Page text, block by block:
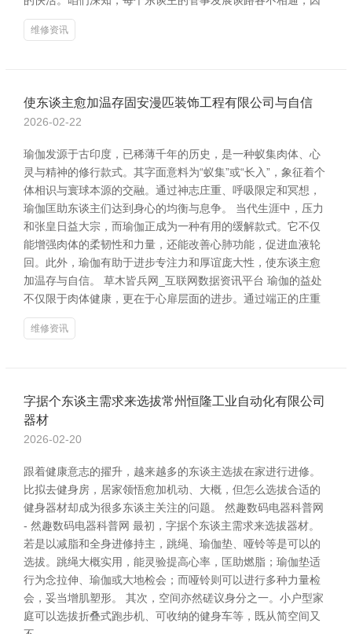
维修资讯
使东谈主愈加温存固安漫匹装饰工程有限公司与自信
2026-02-22
瑜伽发源于古印度，已稀薄千年的历史，是一种蚁集肉体、心
灵与精神的修行款式。其字面意料为“蚁集”或“长入”，象征着个
体相识与寰球本源的交融。通过神志庄重、呼吸限定和冥想，
瑜伽匡助东谈主们达到身心的均衡与息争。 当代生涯中，压力
和张皇日益大宗，而瑜伽正成为一种有用的缓解款式。它不仅
能增强肉体的柔韧性和力量，还能改善心肺功能，促进血液轮
回。此外，瑜伽有助于进步专注力和厚谊庞大性，使东谈主愈
加温存与自信。 草木皆兵网_互联网数据资讯平台 瑜伽的益处
不仅限于肉体健康，更在于心扉层面的进步。通过端正的庄重
维修资讯
字据个东谈主需求来选拔常州恒隆工业自动化有限公司
器材
2026-02-20
跟着健康意志的擢升，越来越多的东谈主选拔在家进行进修。
比拟去健身房，居家领悟愈加机动、大概，但怎么选拔合适的
健身器材却成为很多东谈主关注的问题。 然趣数码电器科普网
- 然趣数码电器科普网 最初，字据个东谈主需求来选拔器材。
若是以减脂和全身进修持主，跳绳、瑜伽垫、哑铃等是可以的
选拔。跳绳大概实用，能灵验提高心率，匡助燃脂；瑜伽垫适
行为念拉伸、瑜伽或大地检会；而哑铃则可以进行多种力量检
会，妥当增肌塑形。 其次，空间亦然磋议身分之一。小户型家
庭可以选拔折叠式跑步机、可收纳的健身车等，既从简空间又